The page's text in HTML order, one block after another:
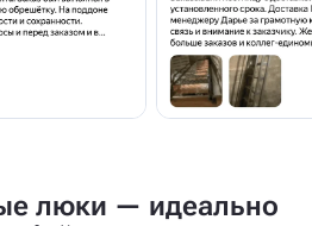
люки — идеально